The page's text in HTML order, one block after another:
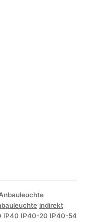
indirekt
IP40 IP40-20 IP40-54